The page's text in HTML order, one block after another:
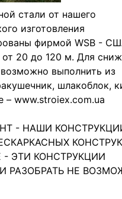
стали от нашего
изготовления
фирмой WSB -
20 до 120 м. Для
выполнить из
шлакоблок,
– www.stroiex.com.ua
- НАШИ
ЭТИ КОНСТРУКЦИИ
РАЗОБРАТЬ НЕ